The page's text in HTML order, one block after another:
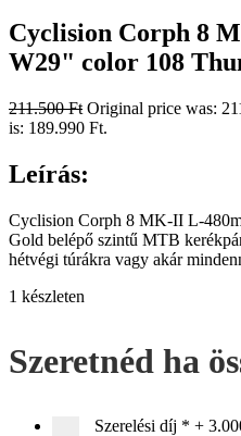
Cyclision Corph 8
W29" color 108
211.500Ft Original price was:
is: 189.990 Ft.
Leírás:
Cyclision Corph 8 MK-II L-
Gold belépő szintű MTB
hétvégi túrákra vagy akár
1 készleten
Szeretnéd ha
Szerelési díj * +